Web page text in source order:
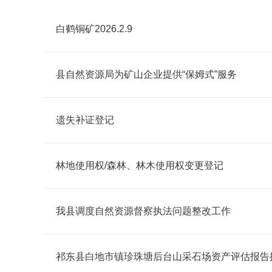
白鹤铜矿2026.2.9
县自然资源局为矿山企业提供“保姆式”服务
遗失补证登记
林地使用权/森林、林木使用权变更登记
我县调度自然资源督察执法问题整改工作
祁东县白地市镇珍珠塘后台山采石场资产评估报